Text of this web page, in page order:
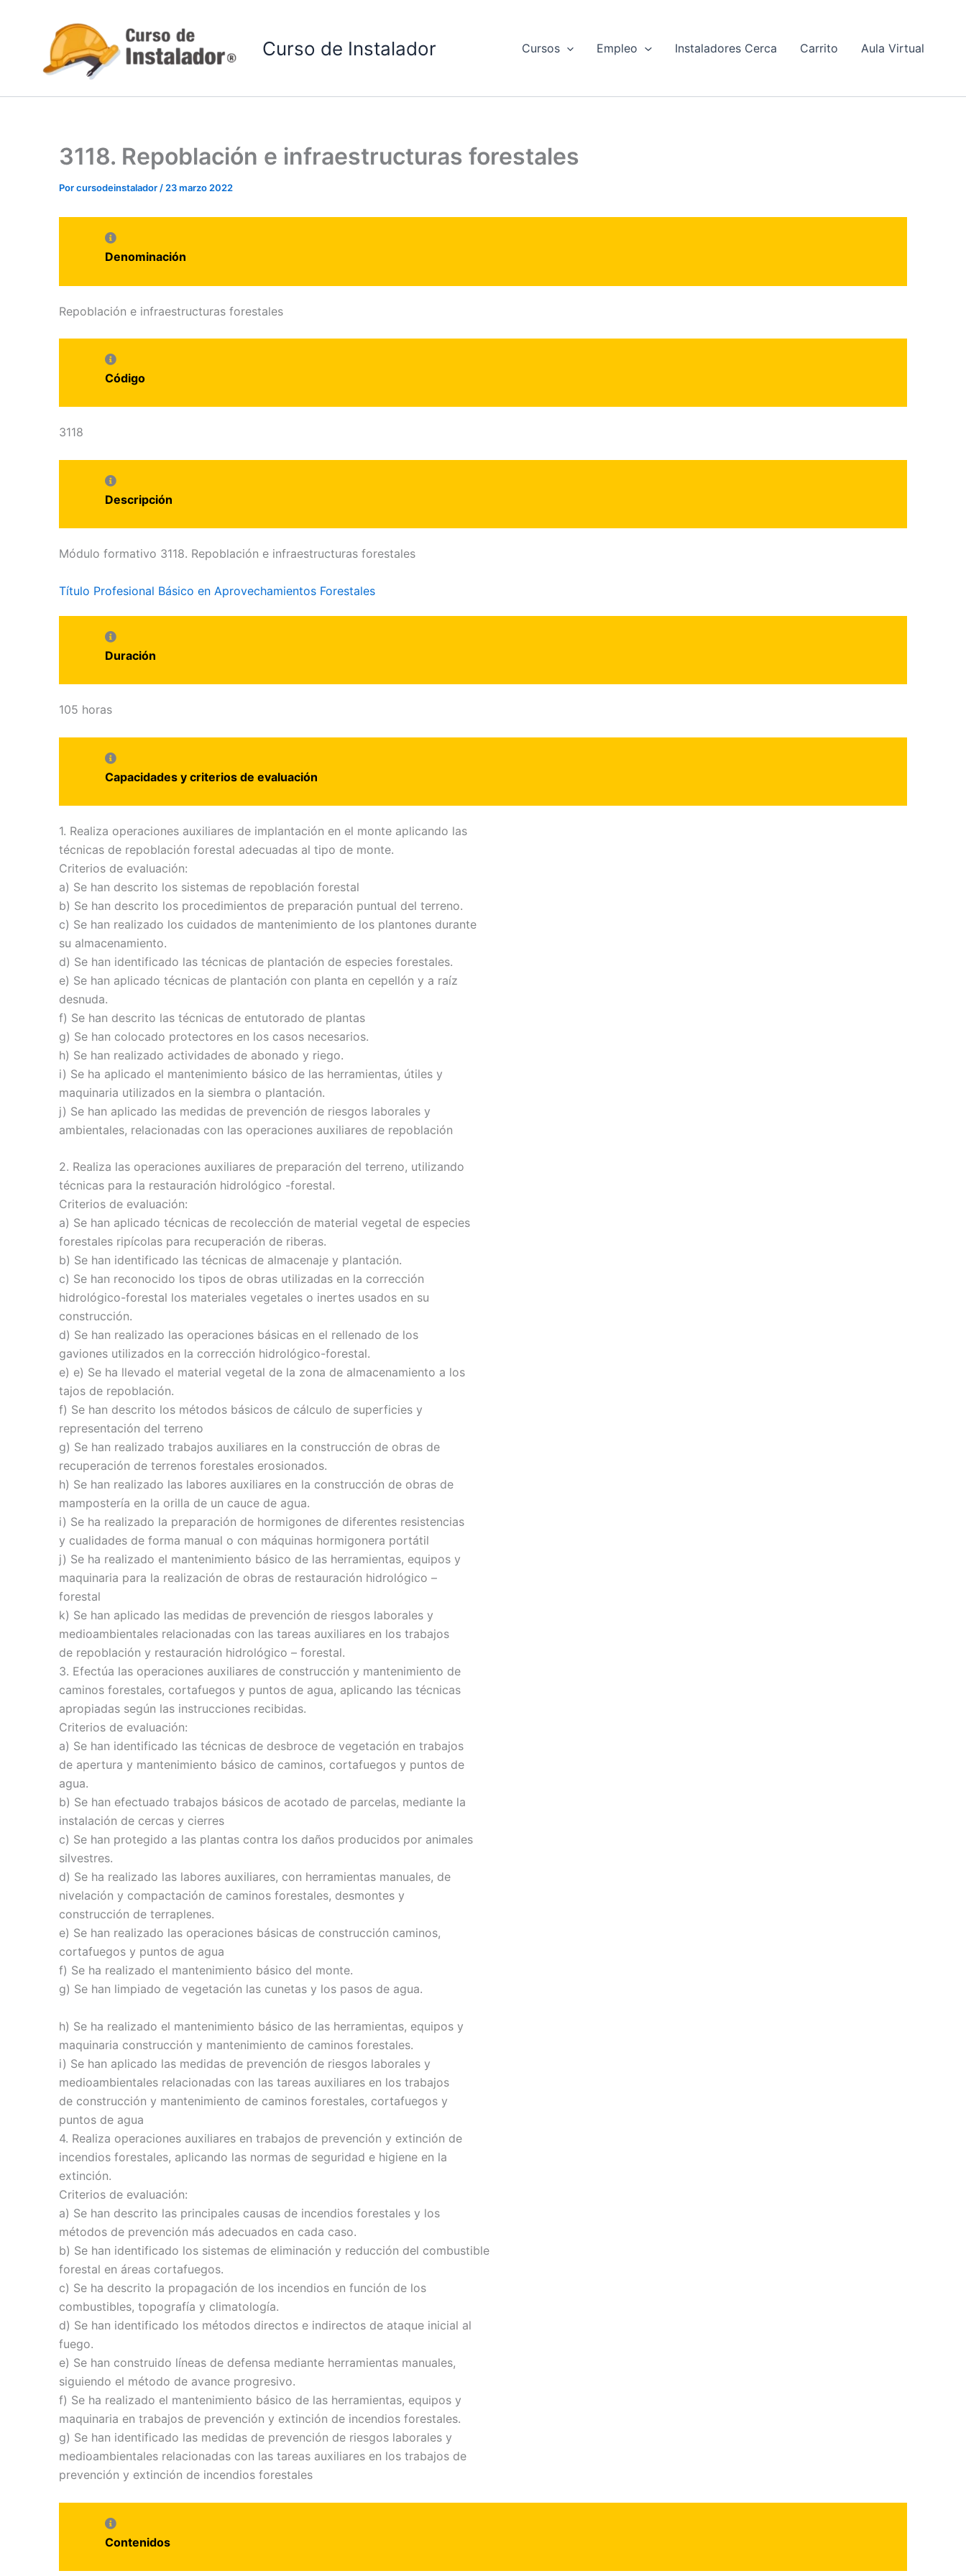
contenido
Curso de Instalador Cursos Empleo Instaladores Cerca Carrito Aula Virtual
3118. Repoblación e infraestructuras forestales
Porcursodeinstalador/23 marzo 2022
Denominación
Repoblación e infraestructuras forestales
Código
3118
Descripción
Módulo formativo 3118. Repoblación e infraestructuras forestales
Título Profesional Básico en Aprovechamientos Forestales
Duración
105 horas
Capacidades y criterios de evaluación
1. Realiza operaciones auxiliares de implantación en el monte aplicando las
técnicas de repoblación forestal adecuadas al tipo de monte.
Criterios de evaluación:
a) Se han descrito los sistemas de repoblación forestal
b) Se han descrito los procedimientos de preparación puntual del terreno.
c) Se han realizado los cuidados de mantenimiento de los plantones durante
su almacenamiento.
d) Se han identificado las técnicas de plantación de especies forestales.
e) Se han aplicado técnicas de plantación con planta en cepellón y a raíz
desnuda.
f) Se han descrito las técnicas de entutorado de plantas
g) Se han colocado protectores en los casos necesarios.
h) Se han realizado actividades de abonado y riego.
i) Se ha aplicado el mantenimiento básico de las herramientas, útiles y
maquinaria utilizados en la siembra o plantación.
j) Se han aplicado las medidas de prevención de riesgos laborales y
ambientales, relacionadas con las operaciones auxiliares de repoblación
2. Realiza las operaciones auxiliares de preparación del terreno, utilizando
técnicas para la restauración hidrológico -forestal.
Criterios de evaluación:
a) Se han aplicado técnicas de recolección de material vegetal de especies
forestales ripícolas para recuperación de riberas.
b) Se han identificado las técnicas de almacenaje y plantación.
c) Se han reconocido los tipos de obras utilizadas en la corrección
hidrológico-forestal los materiales vegetales o inertes usados en su
construcción.
d) Se han realizado las operaciones básicas en el rellenado de los
gaviones utilizados en la corrección hidrológico-forestal.
e) e) Se ha llevado el material vegetal de la zona de almacenamiento a los
tajos de repoblación.
f) Se han descrito los métodos básicos de cálculo de superficies y
representación del terreno
g) Se han realizado trabajos auxiliares en la construcción de obras de
recuperación de terrenos forestales erosionados.
h) Se han realizado las labores auxiliares en la construcción de obras de
mampostería en la orilla de un cauce de agua.
i) Se ha realizado la preparación de hormigones de diferentes resistencias
y cualidades de forma manual o con máquinas hormigonera portátil
j) Se ha realizado el mantenimiento básico de las herramientas, equipos y
maquinaria para la realización de obras de restauración hidrológico –
forestal
k) Se han aplicado las medidas de prevención de riesgos laborales y
medioambientales relacionadas con las tareas auxiliares en los trabajos
de repoblación y restauración hidrológico – forestal.
3. Efectúa las operaciones auxiliares de construcción y mantenimiento de
caminos forestales, cortafuegos y puntos de agua, aplicando las técnicas
apropiadas según las instrucciones recibidas.
Criterios de evaluación:
a) Se han identificado las técnicas de desbroce de vegetación en trabajos
de apertura y mantenimiento básico de caminos, cortafuegos y puntos de
agua.
b) Se han efectuado trabajos básicos de acotado de parcelas, mediante la
instalación de cercas y cierres
c) Se han protegido a las plantas contra los daños producidos por animales
silvestres.
d) Se ha realizado las labores auxiliares, con herramientas manuales, de
nivelación y compactación de caminos forestales, desmontes y
construcción de terraplenes.
e) Se han realizado las operaciones básicas de construcción caminos,
cortafuegos y puntos de agua
f) Se ha realizado el mantenimiento básico del monte.
g) Se han limpiado de vegetación las cunetas y los pasos de agua.
h) Se ha realizado el mantenimiento básico de las herramientas, equipos y
maquinaria construcción y mantenimiento de caminos forestales.
i) Se han aplicado las medidas de prevención de riesgos laborales y
medioambientales relacionadas con las tareas auxiliares en los trabajos
de construcción y mantenimiento de caminos forestales, cortafuegos y
puntos de agua
4. Realiza operaciones auxiliares en trabajos de prevención y extinción de
incendios forestales, aplicando las normas de seguridad e higiene en la
extinción.
Criterios de evaluación:
a) Se han descrito las principales causas de incendios forestales y los
métodos de prevención más adecuados en cada caso.
b) Se han identificado los sistemas de eliminación y reducción del combustible
forestal en áreas cortafuegos.
c) Se ha descrito la propagación de los incendios en función de los
combustibles, topografía y climatología.
d) Se han identificado los métodos directos e indirectos de ataque inicial al
fuego.
e) Se han construido líneas de defensa mediante herramientas manuales,
siguiendo el método de avance progresivo.
f) Se ha realizado el mantenimiento básico de las herramientas, equipos y
maquinaria en trabajos de prevención y extinción de incendios forestales.
g) Se han identificado las medidas de prevención de riesgos laborales y
medioambientales relacionadas con las tareas auxiliares en los trabajos de
prevención y extinción de incendios forestales
Contenidos